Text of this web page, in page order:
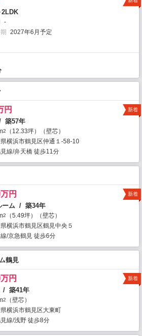
2LDK
-
2027年6月予定
円
築57年
2
（12.33坪）（壁芯）
横浜市鶴見区仲通１-58-10
見線/弁天橋 徒歩11分
新着
円
ーム / 築34年
2
（5.49坪）（壁芯）
横浜市鶴見区鶴見中央５
/京急鶴見 徒歩6分
新着
鶴見
円
/ 築41年
2
（壁芯）
横浜市鶴見区大東町
見線/浅野 徒歩8分
新着